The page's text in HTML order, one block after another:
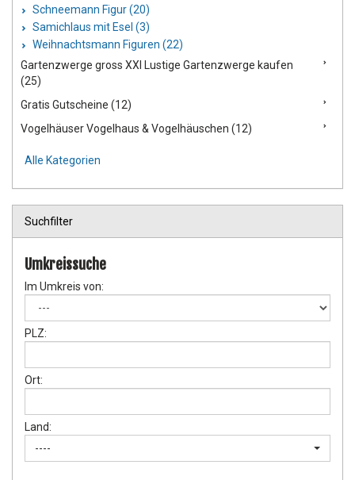
Schneemann Figur (20)
Samichlaus mit Esel (3)
Weihnachtsmann Figuren (22)
Gartenzwerge gross XXl Lustige Gartenzwerge kaufen
(25)
Gratis Gutscheine (12)
Vogelhäuser Vogelhaus & Vogelhäuschen (12)
Alle Kategorien
Suchfilter
Umkreissuche
Im Umkreis von:
PLZ:
Ort:
Land:
----